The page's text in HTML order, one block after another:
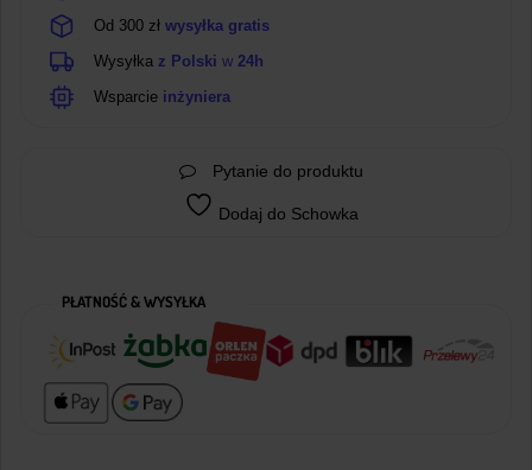
Od 300 zł wysyłka gratis
Wysyłka z Polski w 24h
Wsparcie inżyniera
Pytanie do produktu
Dodaj do Schowka
PŁATNOŚĆ & WYSYŁKA